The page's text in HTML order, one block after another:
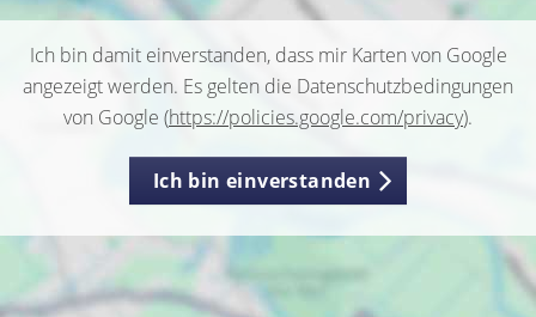
Ich bin damit einverstanden, dass mir Karten von Google
angezeigt werden. Es gelten die Datenschutzbedingungen
von Google (https://policies.google.com/privacy).
Ich bin einverstanden